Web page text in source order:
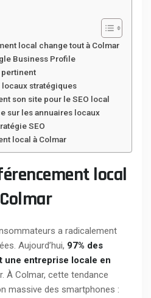
local change tout à Colmar
Business Profile
stratégiques
son site pour le SEO local
sur les annuaires locaux
SEO
local à Colmar
local
a radicalement
Aujourd’hui, 97% des
entreprise locale en
À Colmar, cette tendance
massive des smartphones :